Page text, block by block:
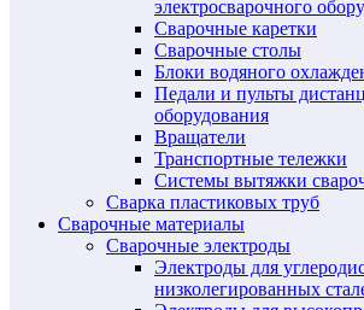
электросварочного
Сварочные каретки
Сварочные столы
Блоки водяного
Педали и пульты
оборудования
Вращатели
Транспортные тележки
Системы вытяжки
Сварка пластиковых труб
Сварочные материалы
Сварочные электроды
Электроды для
низколегированных